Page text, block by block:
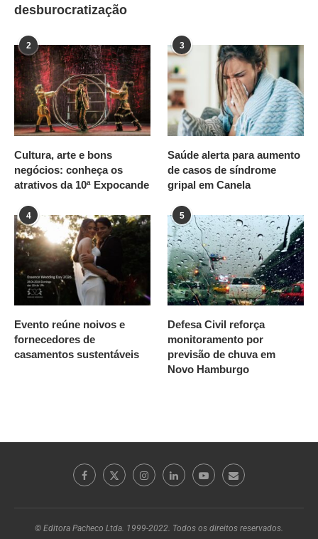
desburocratização
2
Cultura, arte e bons
negócios: conheça os
atrativos da 10ª Expocande
3
Saúde alerta para aumento
de casos de síndrome
gripal em Canela
4
Evento reúne noivos e
fornecedores de
casamentos sustentáveis
5
Defesa Civil reforça
monitoramento por
previsão de chuva em
Novo Hamburgo
© Editora Pacheco Ltda. 1999-2022. Todos os direitos reservados.